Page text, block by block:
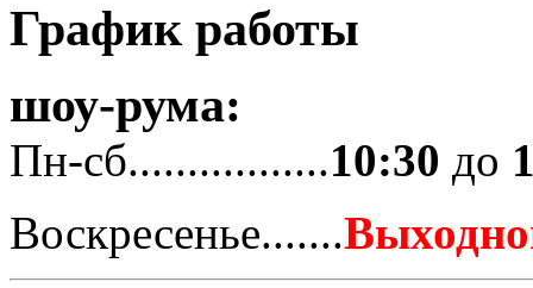
График работы
шоу-рума:
Пн-сб.................10:30 до
Воскресенье.......